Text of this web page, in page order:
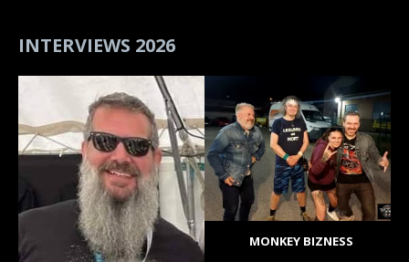
INTERVIEWS 2026
MONKEY BIZNESS